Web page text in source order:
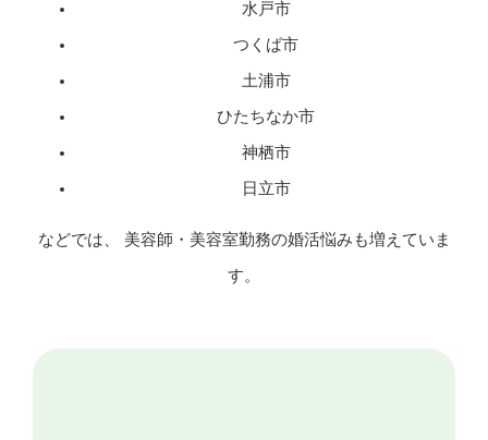
水戸市
つくば市
土浦市
ひたちなか市
神栖市
日立市
などでは、 美容師・美容室勤務の婚活悩みも増えていま
す。